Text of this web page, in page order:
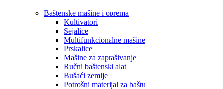
Baštenske mašine i oprema
Kultivatori
Sejalice
Multifunkcionalne mašine
Prskalice
Mašine za zaprašivanje
Ručni baštenski alat
Bušaći zemlje
Potrošni materijal za baštu